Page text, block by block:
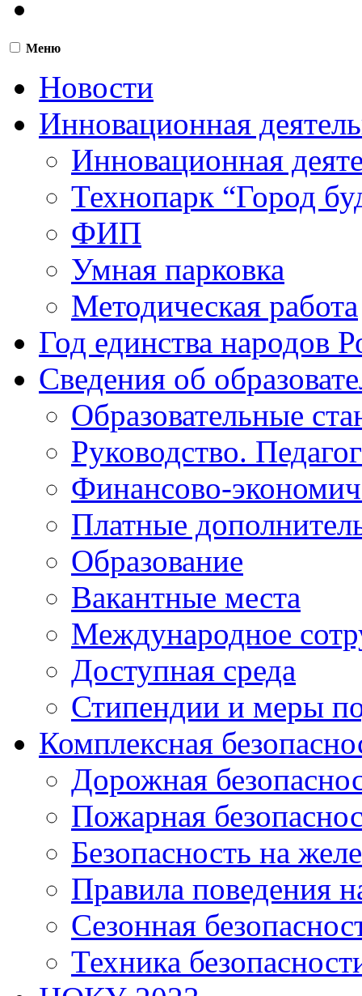
Меню
Новости
Инновационная
Инновационная
Технопарк “Город
ФИП
Умная парковка
Методическая работа
Год единства народов
Сведения об
Образовательные
Руководство.
Финансово-
Платные
Образование
Вакантные места
Международное
Доступная среда
Стипендии и меры
Комплексная
Дорожная
Пожарная
Безопасность на
Правила поведения
Сезонная
Техника